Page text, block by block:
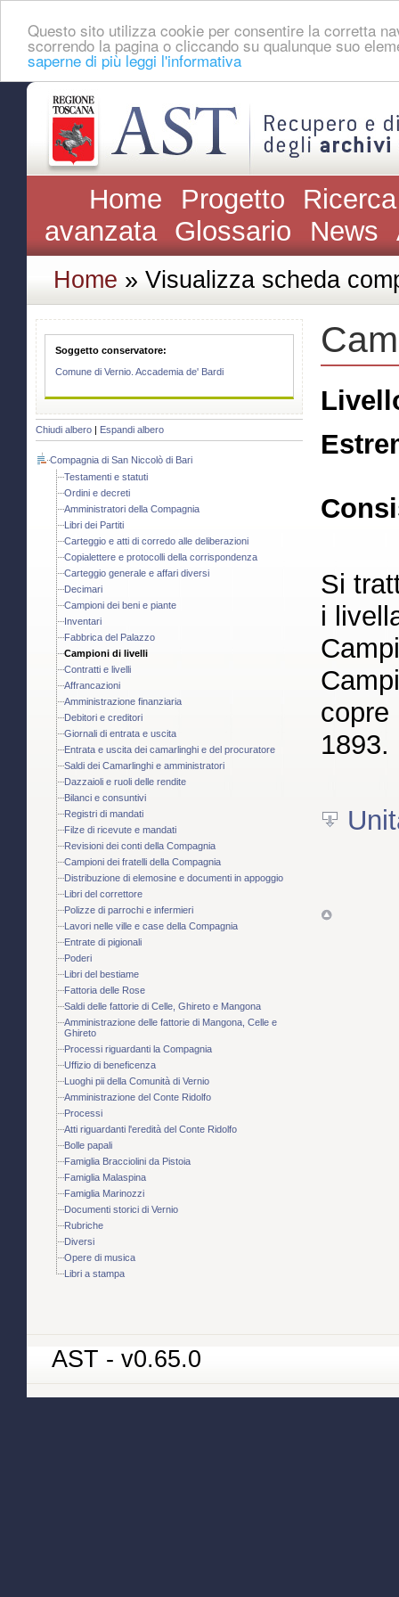
Questo sito utilizza cookie per consentire la corretta
scorrendo la pagina o cliccando su qualunque suo
saperne di più leggi l'informativa
Home Progetto
avanzata Glossario News
Home » Visualizza scheda
Soggetto conservatore:
Comune di Vernio. Accademia de' Bardi
Chiudi albero Espandi albero
Compagnia di San Niccolò di Bari
Testamenti e statuti
Ordini e decreti
Amministratori della Compagnia
Libri dei Partiti
Carteggio e atti di corredo alle deliberazioni
Copialettere e protocolli della corrispondenza
Carteggio generale e affari diversi
Decimari
Campioni dei beni e piante
Inventari
Fabbrica del Palazzo
Campioni di livelli
Contratti e livelli
Affrancazioni
Amministrazione finanziaria
Debitori e creditori
Giornali di entrata e uscita
Entrata e uscita dei camarlinghi e del procuratore
Saldi dei Camarlinghi e amministratori
Dazzaioli e ruoli delle rendite
Bilanci e consuntivi
Registri di mandati
Filze di ricevute e mandati
Revisioni dei conti della Compagnia
Campioni dei fratelli della Compagnia
Distribuzione di elemosine e documenti in appoggio
Libri del correttore
Polizze di parrochi e infermieri
Lavori nelle ville e case della Compagnia
Entrate di pigionali
Poderi
Libri del bestiame
Fattoria delle Rose
Saldi delle fattorie di Celle, Ghireto e Mangona
Amministrazione delle fattorie di Mangona, Celle e
Ghireto
Processi riguardanti la Compagnia
Uffizio di beneficenza
Luoghi pii della Comunità di Vernio
Amministrazione del Conte Ridolfo
Processi
Atti riguardanti l'eredità del Conte Ridolfo
Bolle papali
Famiglia Bracciolini da Pistoia
Famiglia Malaspina
Famiglia Marinozzi
Documenti storici di Vernio
Rubriche
Diversi
Opere di musica
Libri a stampa
Si
i
copre
1893.
AST - v0.65.0